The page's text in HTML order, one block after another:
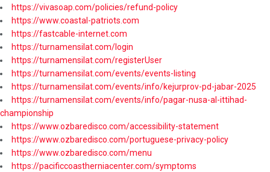
https://vivasoap.com/policies/refund-policy
https://www.coastal-patriots.com
https://fastcable-internet.com
https://turnamensilat.com/login
https://turnamensilat.com/registerUser
https://turnamensilat.com/events/events-listing
https://turnamensilat.com/events/info/kejurprov-pd-jabar-2025
https://turnamensilat.com/events/info/pagar-nusa-al-ittihad-
championship
https://www.ozbaredisco.com/accessibility-statement
https://www.ozbaredisco.com/portuguese-privacy-policy
https://www.ozbaredisco.com/menu
https://pacificcoastherniacenter.com/symptoms